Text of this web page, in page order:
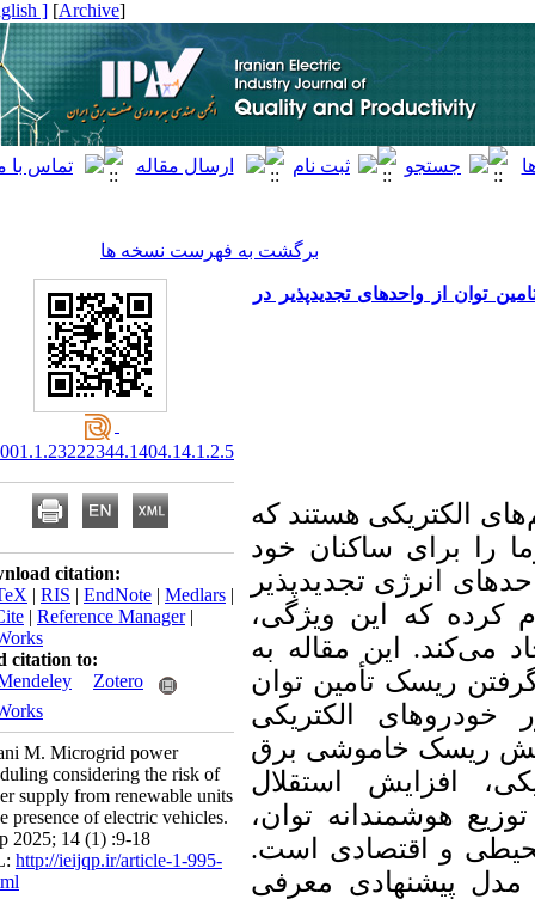
Archive
]
[ English ]
برگشت به فهرست نسخه ها
از واحدهای تجدیدپذیر در
هستند که
برای ساکنان خود
انرژی تجدیدپذیر
که این ویژگی،
این مقاله به
ریسک تأمین توان
الکتریکی
ریسک خاموشی برق
افزایش استقلال
هوشمندانه توان،
و اقتصادی است.
پیشنهادی معرفی
20.1001.1.23222344.1404.14.1.2.5
Download citation:
BibTeX| RIS|EndNote|Medlars|
ProCite|Reference Manager
RefWorks
Send citation to:
Mendeley
Zotero
RefWorks
tourani M. Microgrid power
scheduling considering the risk of
power supply from renewable units
in the presence of electric vehicles.
ieijqp 2025; 14 (1) :9-18
URL:http://ieijqp.ir/article-1-995-
fa.html